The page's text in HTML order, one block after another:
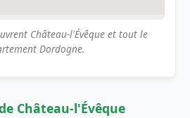
Château-l'Évêque et tout le
Dordogne.
Château-l'Évêque